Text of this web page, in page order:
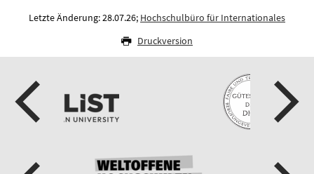
Letzte Änderung: 28.07.26; Hochschulbüro für Internationales
Druckversion